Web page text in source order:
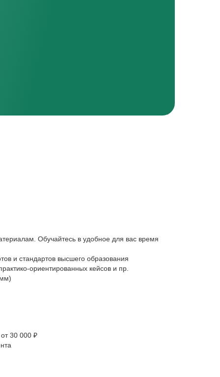
Обучайтесь в удобное для вас время
и стандартов высшего образования
ориентированных кейсов и пр.
30 000 ₽